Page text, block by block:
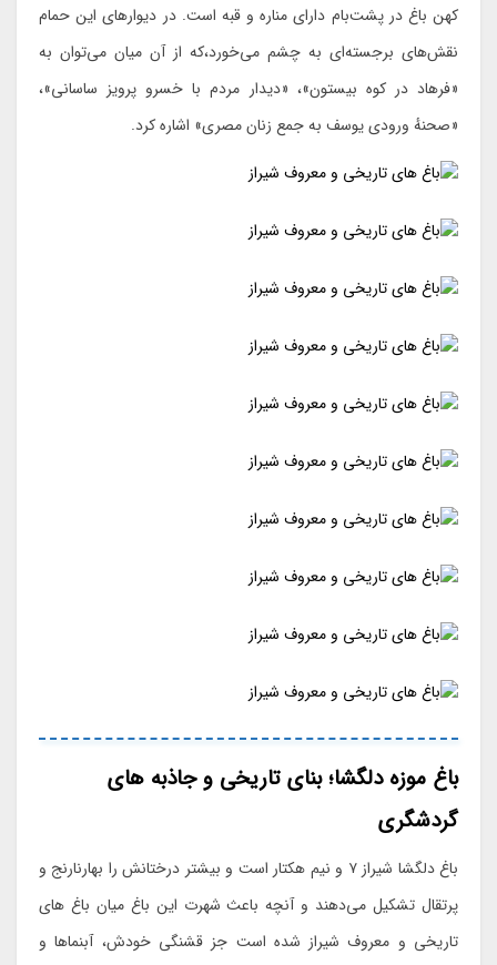
کهن باغ در پشت‌بام دارای مناره و قبه است. در دیوارهای این حمام
نقش‌های برجسته‌ای به چشم می‌خورد،که از آن میان می‌توان به
«فرهاد در کوه بیستون»، «دیدار مردم با خسرو پرویز ساسانی»،
«صحنهٔ ورودی یوسف به جمع زنان مصری» اشاره کرد.
باغ موزه دلگشا؛ بنای تاریخی و جاذبه های
گردشگری
باغ دلگشا شیراز ۷ و نیم هکتار است و بیشتر درختانش را بهارنارنج و
پرتقال تشکیل می‌دهند و آنچه باعث شهرت این باغ میان باغ های
تاریخی و معروف شیراز شده است جز قشنگی خودش، آبنماها و